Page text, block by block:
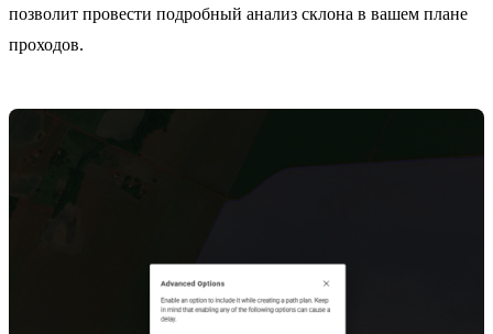
позволит провести подробный анализ склона в вашем плане
проходов.